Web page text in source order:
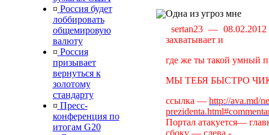
¤ Россия будет
лоббировать
общемировую
валюту
¤ Россия
призывает
вернуться к
золотому
стандарту
¤ Пресс-
конференция по
итогам G20
Одна из угроз мне
sertan23 —
захватывает и
где же ты такой умный
МЫ ТЕБЯ БЫСТРО
ссылка — http://ava.md/
Портал атакуется—
сбоку — слева -